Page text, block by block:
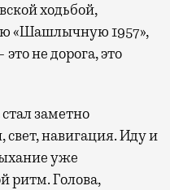
ходьбой,
«Шашлычную 1957»,
не дорога, это
заметно
навигация. Иду и
уже
ритм. Голова,